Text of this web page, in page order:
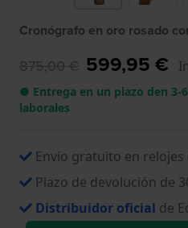
Cronógrafo en oro rosado
875,00 € 599,95 €
● Entrega en un plazo den 3-
laborales
Envío gratuito en relojes
Plazo de devolución de
Distribuidor oficial de